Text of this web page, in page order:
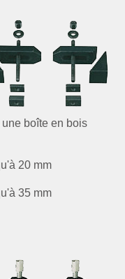
boîte en bois
20 mm
35 mm